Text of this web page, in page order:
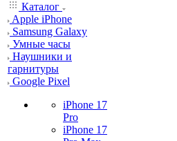
Каталог
Apple iPhone
Samsung Galaxy
Умные часы
Наушники и
гарнитуры
Google Pixel
iPhone 17
Pro
iPhone 17